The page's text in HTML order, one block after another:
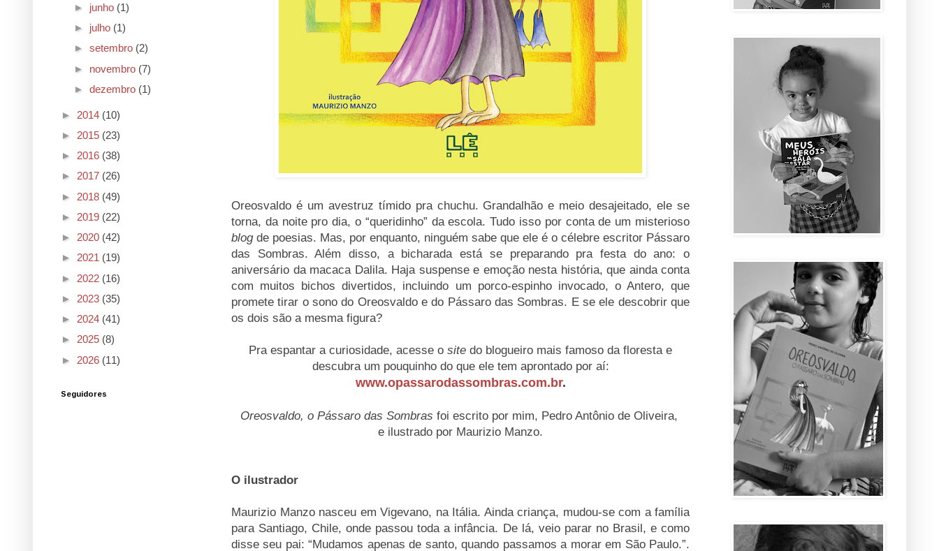
Oreosvaldo é um avestruz tímido pra chuchu. Grandalhão e meio desajeitado, ele se
torna, da noite pro dia, o “queridinho” da escola. Tudo isso por conta de um misterioso
blogde poesias. Mas, por enquanto, ninguém sabe que ele é o célebre escritor Pássaro
das Sombras. Além disso, a bicharada está se preparando pra festa do ano: o
aniversário da macaca Dalila. Haja suspense e emoção nesta história, que ainda conta
com muitos bichos divertidos, incluindo um porco-espinho invocado, o Antero, que
promete tirar o sono do Oreosvaldo e do Pássaro das Sombras. E se ele descobrir que
os dois são a mesma figura?
Pra espantar a curiosidade, acesse o site do blogueiro mais famoso da floresta e
descubra um pouquinho do que ele tem aprontado por aí:
www.opassarodassombras.com.br.
Oreosvaldo, o Pássaro das Sombras foi escrito por mim, Pedro Antônio de Oliveira,
e ilustrado por Maurizio Manzo.
O ilustrador
Maurizio Manzo nasceu em Vigevano, na Itália. Ainda criança, mudou-se com a família
para Santiago, Chile, onde passou toda a infância. De lá, veio parar no Brasil, e como
disse seu pai: “Mudamos apenas de santo, quando passamos a morar em São Paulo.”.
► junho (1)
► julho (1)
► setembro (2)
► novembro (7)
► dezembro (1)
► 2014 (10)
► 2015 (23)
► 2016 (38)
► 2017 (26)
► 2018 (49)
► 2019 (22)
► 2020 (42)
► 2021 (19)
► 2022 (16)
► 2023 (35)
► 2024 (41)
► 2025 (8)
► 2026 (11)
Seguidores